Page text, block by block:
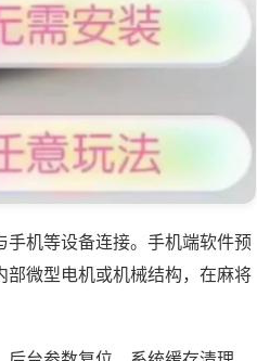
机等设备连接。手机端软件预
微型电机或机械结构，在麻将